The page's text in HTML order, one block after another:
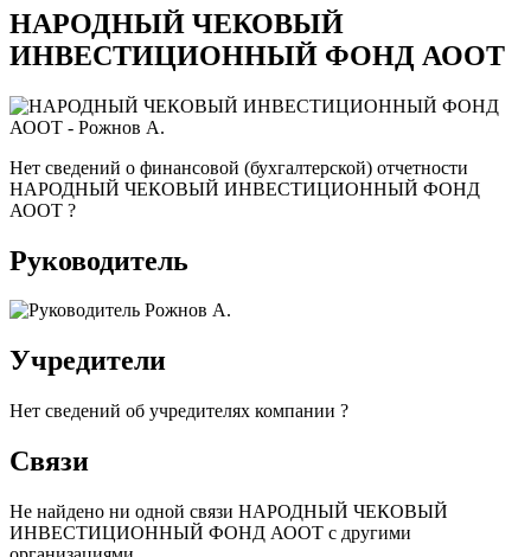
НАРОДНЫЙ ЧЕКОВЫЙ
ИНВЕСТИЦИОННЫЙ ФОНД АООТ
Нет сведений о финансовой (бухгалтерской) отчетности
НАРОДНЫЙ ЧЕКОВЫЙ ИНВЕСТИЦИОННЫЙ ФОНД
АООТ ?
Руководитель
Учредители
Нет сведений об учредителях компании ?
Связи
Не найдено ни одной связи НАРОДНЫЙ ЧЕКОВЫЙ
ИНВЕСТИЦИОННЫЙ ФОНД АООТ с другими